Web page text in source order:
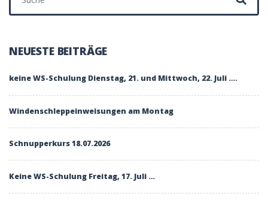
NEUESTE BEITRÄGE
keine WS-Schulung Dienstag, 21. und Mittwoch, 22. Juli ….
Windenschleppeinweisungen am Montag
Schnupperkurs 18.07.2026
Keine WS-Schulung Freitag, 17. Juli …